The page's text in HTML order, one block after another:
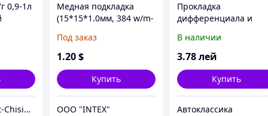
0,9-1л
I.C.S. «Europlast-Chisinau» S.R.L.
Медная подкладка
(15*15*1.0мм, 384 w/m-
Под заказ
1.20$
Купить
OOO "INTEX"
Прокладка
дифференциала и
толщ. 0,1мм регулир.
(пр-во УАЗ)
В наличии
3.78лей
Купить
Автоклассика